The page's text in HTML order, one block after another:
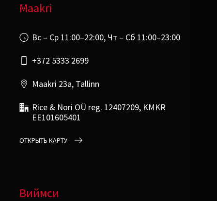
Maakri
Вс – Ср 11:00–22:00, Чт – Сб 11:00–23:00
+372 5333 2699
Maakri 23a, Tallinn
Rice & Nori OÜ reg. 12407209, KMKR
EE101605401
ОТКРЫТЬ КАРТУ
Виймси